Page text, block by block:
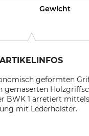
Gewicht
ARTIKELINFOS
geformten
BWK 1 arretiert
mit Lederholster.